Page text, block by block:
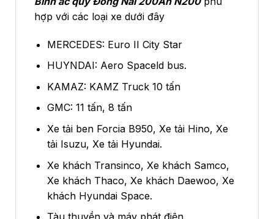
hợp với các loại xe dưới đây
MERCEDES: Euro II City Star
HUYNDAI: Aero Spaceld bus.
KAMAZ: KAMZ Truck 10 tấn
GMC: 11 tấn, 8 tấn
Xe tải ben Forcia B950, Xe tải Hino, Xe
tải Isuzu, Xe tải Hyundai.
Xe khách Transinco, Xe khách Samco,
Xe khách Thaco, Xe khách Daewoo, Xe
khách Hyundai Space.